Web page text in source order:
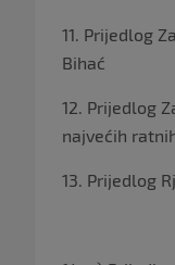
11. Prijedlog
Bihać
12. Prijedlog
najvećih
13. Prijedlog